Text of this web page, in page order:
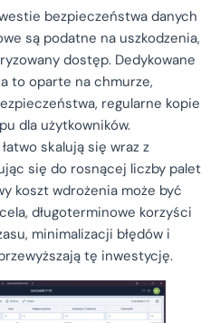
bezpieczeństwa danych
są podatne na uszkodzenia,
dostęp. Dedykowane
to oparte na chmurze,
regularne kopie
dla użytkowników.
skalują się wraz z
się do rosnącej liczby palet
koszt wdrożenia może być
długoterminowe korzyści
minimalizacji błędów i
tę inwestycję.